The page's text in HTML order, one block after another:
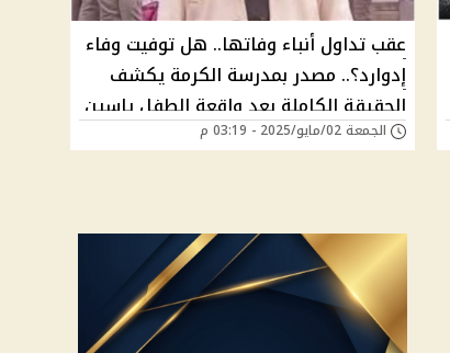
عقب تداول أنباء وفاتها.. هل توفيت وفاء
إدوارد؟.. مصدر بمدرسة الكرمة يكشف
الحقيقة الكاملة بعد واقعة الطفل ياسين
الجمعة 02/مايو/2025 - 03:19 م